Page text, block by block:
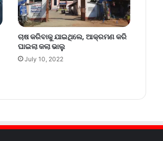
ଚାଷ କରିବାକୁ ଯାଇଥିଲେ, ଆକ୍ରମଣ କରି
ଘାଇଲା କଲା ଭାଲୁ
July 10, 2022